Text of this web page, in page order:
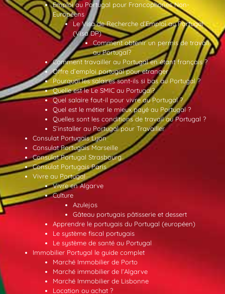
Emploi au Portugal pour Francophones Non-
Européens
Le Visa de Recherche d’Emploi au Portugal
(Visa DP)
Comment obtenir un permis de travail
au Portugal?
Comment travailler au Portugal en étant français ?
Offre d’emploi portugal pour etranger
Pourquoi les salaires sont-ils si bas au Portugal ?
Quelle est le Le SMIC au Portugal?
Quel salaire faut-il pour vivre au Portugal ?
Quel est le métier le mieux payé au Portugal ?
Quelles sont les conditions de travail au Portugal ?
S’installer au Portugal pour Travailler
Consulat Portugais Lyon
Consulat Portugais Marseille
Consulat Portugal Strasbourg
Consulat Portugais Paris
Vivre au Portugal
Vivre en Algarve
Culture
Azulejos
Gâteau portugais pâtisserie et dessert
Apprendre le portugais du Portugal (européen)
Le système fiscal portugais
Le système de santé au Portugal
Immobilier Portugal le guide complet
Marché Immobilier de Porto
Marché immobilier de l’Algarve
Marché Immobilier de Lisbonne
Location ou achat ?